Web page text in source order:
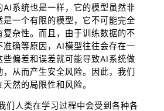
AI系统也是一样，它的模型虽然非
是一个有限的模型，它不可能完全
杂性。而且，由于训练数据的不
准确等原因，AI模型往往会存在一
些偏差和误差就可能导致AI系统做
，从而产生安全风险。因此，我们
然的局限性和风险。
们人类在学习过程中会受到各种各